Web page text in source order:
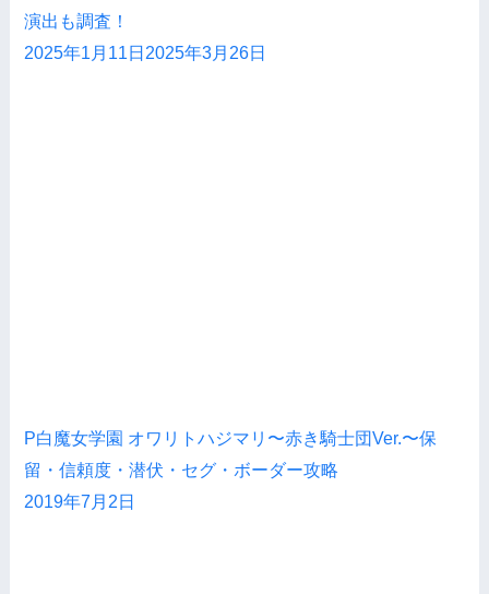
演出も調査！
2025年1月11日 2025年3月26日
P白魔女学園 オワリトハジマリ〜赤き騎士団Ver.〜保
留・信頼度・潜伏・セグ・ボーダー攻略
2019年7月2日